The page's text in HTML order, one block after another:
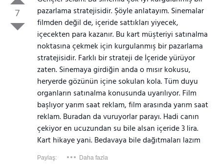
7
pazarlama stratejisidir. Şöyle anlatayım. Sinemalar
filmden değil de, içeride sattıkları yiyecek,
içecekten para kazanır. Bu kart müşteriyi satınalma
noktasına çekmek için kurgulanmış bir pazarlama
stratejisidir. Farklı bir strateji de İçeride yürüyor
zaten. Sinemaya girdiğin anda o mısır kokusu,
heryerde gözünün içine sokulan kola. Tüm duyu
organların satınalma konusunda uyarılıyor. Film
başlıyor yarım saat reklam, film arasında yarım saat
reklam. Buradan da vuruyorlar parayı. Hadi canın
çekiyor en ucuzundan su bile alsan içeride 3 lira.
Kart hikaye yani. Bedavaya bile dağıtmaları lazım
Paylaş: Daha fazla